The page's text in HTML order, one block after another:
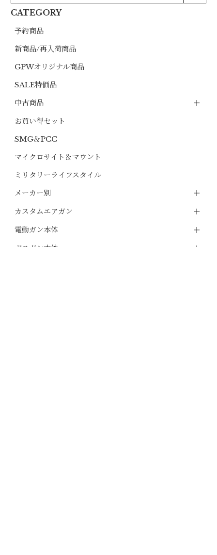
CATEGORY
予約商品
新商品/再入荷商品
GPWオリジナル商品
SALE特価品
中古商品
お買い得セット
SMG＆PCC
マイクロサイト＆マウント
ミリタリーライフスタイル
メーカー別
カスタムエアガン
電動ガン本体
ガスガン本体